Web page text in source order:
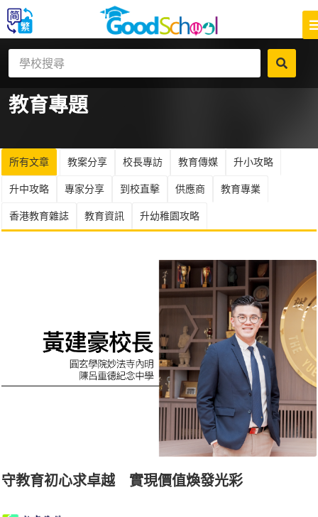
教育專題
所有文章 教案分享 校長專訪 教育傳媒
升小攻略
升中攻略
專家分享 到校直擊 供應商
教育專業
香港教育雜誌
教育資訊 升幼稚園攻略
守教育初心求卓越 實現價值煥發光彩